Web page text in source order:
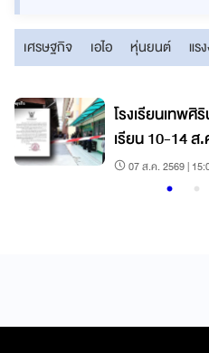
เศรษฐกิจ เอไอ หุ่นยนต์ แร
โรงเรียนเทพ
เรียน 10-14 ส
07 ส.ค. 2569 |